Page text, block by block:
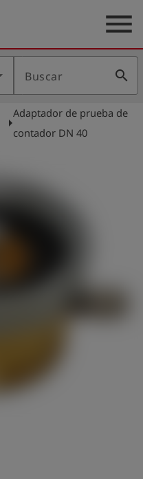
menu
Buscar search
arrow_right
Adaptador de prueba de
contador DN 40